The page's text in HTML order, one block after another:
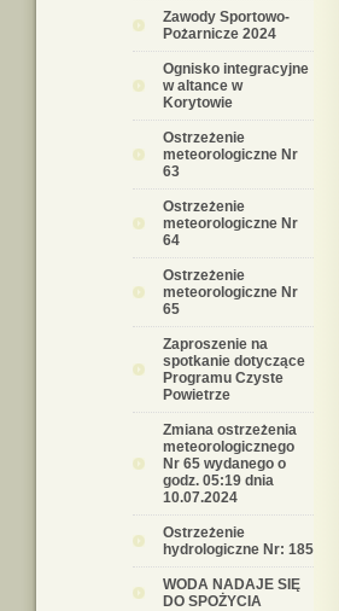
Zawody Sportowo-
Pożarnicze 2024
Ognisko integracyjne
w altance w
Korytowie
Ostrzeżenie
meteorologiczne Nr
63
Ostrzeżenie
meteorologiczne Nr
64
Ostrzeżenie
meteorologiczne Nr
65
Zaproszenie na
spotkanie dotyczące
Programu Czyste
Powietrze
Zmiana ostrzeżenia
meteorologicznego
Nr 65 wydanego o
godz. 05:19 dnia
10.07.2024
Ostrzeżenie
hydrologiczne Nr: 185
WODA NADAJE SIĘ
DO SPOŻYCIA